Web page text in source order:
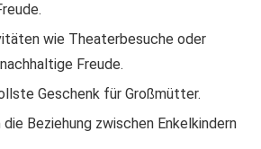
wie Theaterbesuche oder
Freude.
Geschenk für Großmütter.
Beziehung zwischen Enkelkindern